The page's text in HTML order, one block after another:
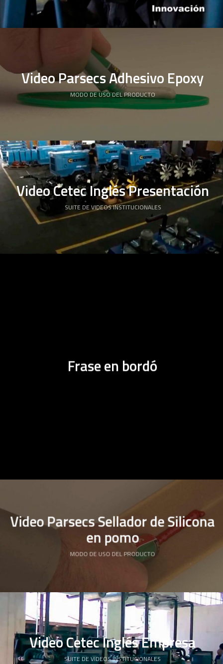
Video Parsecs Adhesivo Epoxy
MODO DE USO DEL PRODUCTO
Video Cetec Inglés Presentación
SUITE DE VIDEOS INSTITUCIONALES
Frase en bordó
Video Parsecs Sellador de Silicona
en pomo
MODO DE USO DEL PRODUCTO
Video Cetec Inglés Empresa
SUITE DE VIDEOS INSTITUCIONALES